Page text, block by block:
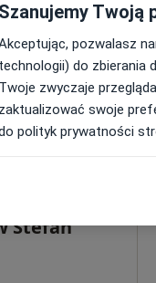
Pl. Karola Marcinkowskiego 8/9. 63-800 Gostyń •Mapa
Szpital w Gostyniu - Samodzielny Publiczny Zespół Opieki Zdrowotnej w Gostyniu
Stefan
Szanujemy Twoją
pozwalasz
technologii) do zbierania
Twoje zwyczaje
zaktualizować swoje
polityk prywatności